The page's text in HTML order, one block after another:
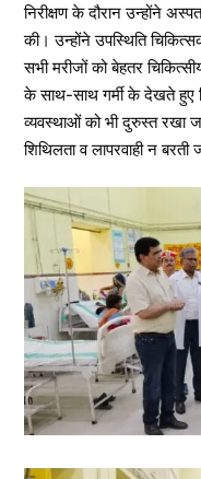
निरीक्षण के दौरान उन्होंने
की। उन्होंने उपस्थिति
सभी मरीजों को बेहतर
के साथ-साथ गर्मी के देखते हुए
व्यवस्थाओं को भी दुरुस्त रखा
शिथिलता व लापरवाही न बरती